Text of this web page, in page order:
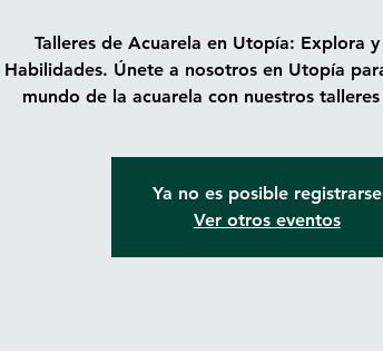
Talleres de Acuarela en Utopía: Explora
Habilidades. Únete a nosotros en Utopía
mundo de la acuarela con nuestros
Ya no es posible registrarse
Ver otros eventos